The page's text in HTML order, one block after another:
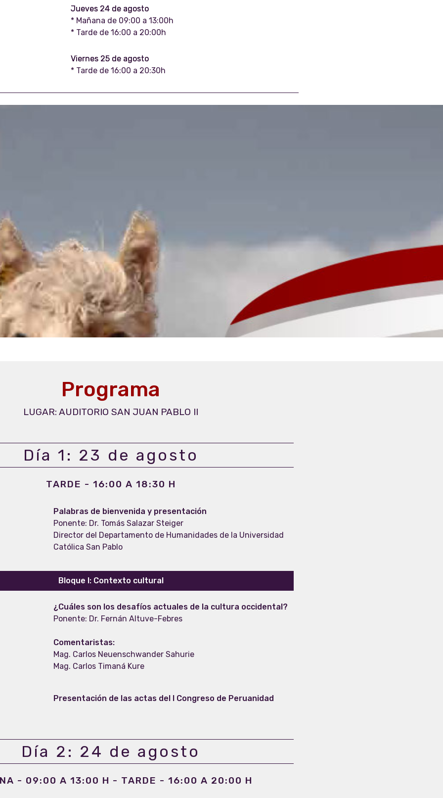
Jueves 24 de agosto
* Mañana de 09:00 a 13:00h
* Tarde de 16:00 a 20:00h
Viernes 25 de agosto
* Tarde de 16:00 a 20:30h
Programa
LUGAR: AUDITORIO SAN JUAN PABLO II
Día 1: 23 de agosto
TARDE - 16:00 A 18:30 H
Palabras de bienvenida y presentación
Ponente: Dr. Tomás Salazar Steiger
Director del Departamento de Humanidades de la Universidad
Católica San Pablo
Bloque I: Contexto cultural
¿Cuáles son los desafíos actuales de la cultura occidental?
Ponente: Dr. Fernán Altuve-Febres
Comentaristas:
Mag. Carlos Neuenschwander Sahurie
Mag. Carlos Timaná Kure
Presentación de las actas del I Congreso de Peruanidad
Día 2: 24 de agosto
- 09:00 A 13:00 H - TARDE - 16:00 A 20:00 H